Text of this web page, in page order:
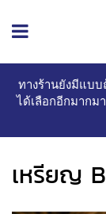
ทางร้านยังมีแบบ
ได้เลือกอีกมากม
เหรียญ